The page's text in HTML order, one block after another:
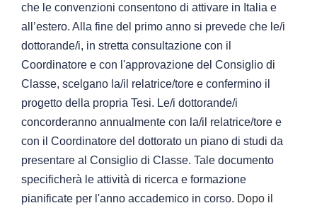
che le convenzioni consentono di attivare in Italia e
all’estero. Alla fine del primo anno si prevede che le/i
dottorande/i, in stretta consultazione con il
Coordinatore e con l'approvazione del Consiglio di
Classe, scelgano la/il relatrice/tore e confermino il
progetto della propria Tesi. Le/i dottorande/i
concorderanno annualmente con la/il relatrice/tore e
con il Coordinatore del dottorato un piano di studi da
presentare al Consiglio di Classe. Tale documento
specificherà le attività di ricerca e formazione
pianificate per l'anno accademico in corso. Dopo il